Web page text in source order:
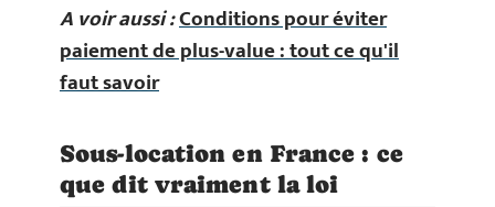
A voir aussi :Conditions pour éviter
paiement de plus-value : tout ce qu'il
faut savoir
Sous-location en France : ce
que dit vraiment la loi